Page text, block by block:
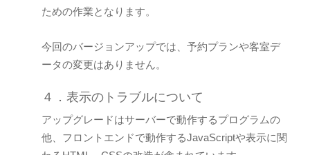
ための作業となります。
今回のバージョンアップでは、予約プランや客室デ
ータの変更はありません。
４．表示のトラブルについて
アップグレードはサーバーで動作するプログラムの
他、フロントエンドで動作するJavaScriptや表示に関